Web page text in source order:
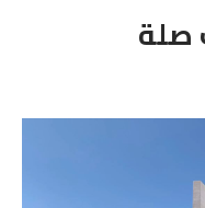
صلة